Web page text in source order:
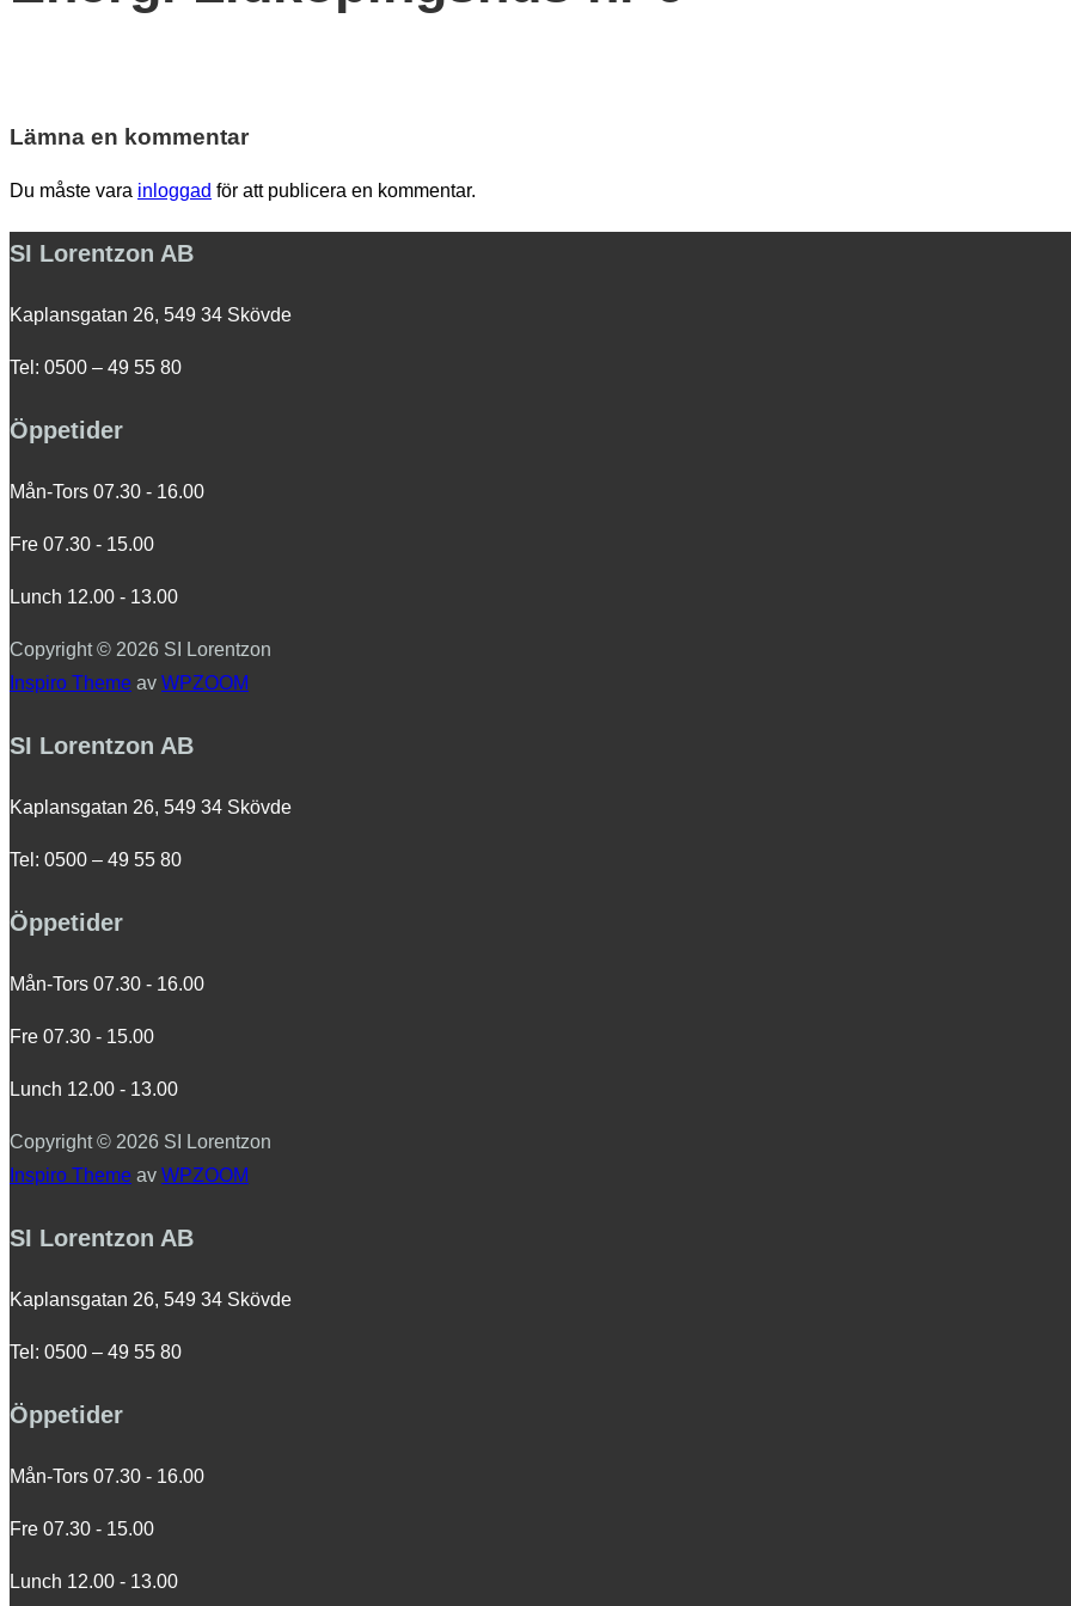
navigation
Lämna en kommentar
Du måste vara inloggad för att publicera en kommentar.
SI Lorentzon AB
Kaplansgatan 26, 549 34 Skövde
Tel: 0500 – 49 55 80
Öppetider
Mån-Tors 07.30 - 16.00
Fre 07.30 - 15.00
Lunch 12.00 - 13.00
Copyright © 2026 SI Lorentzon
Inspiro Theme av WPZOOM
SI Lorentzon AB
Kaplansgatan 26, 549 34 Skövde
Tel: 0500 – 49 55 80
Öppetider
Mån-Tors 07.30 - 16.00
Fre 07.30 - 15.00
Lunch 12.00 - 13.00
Copyright © 2026 SI Lorentzon
Inspiro Theme av WPZOOM
SI Lorentzon AB
Kaplansgatan 26, 549 34 Skövde
Tel: 0500 – 49 55 80
Öppetider
Mån-Tors 07.30 - 16.00
Fre 07.30 - 15.00
Lunch 12.00 - 13.00